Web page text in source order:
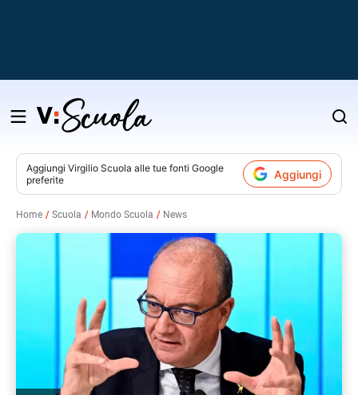
Salta
contenuto
Aggiungi Virgilio Scuola alle tue fonti Google
preferite
Aggiungi
Home Scuola Mondo Scuola News